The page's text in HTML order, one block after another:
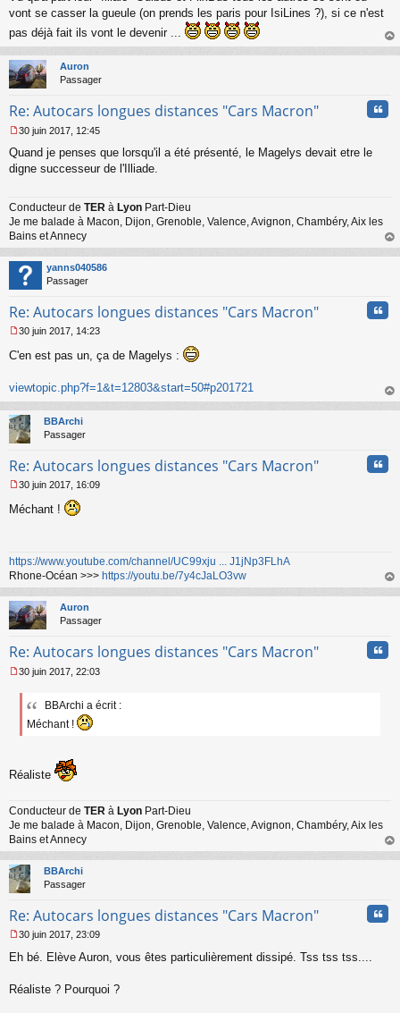
s
a
e
n
o
l
u
vont se casser la gueule (on prends les paris pour IsiLines ?), si ce n'est
pas déjà fait ils vont le devenir ...
au
Auron
Passager
Re: Autocars longues distances "Cars Macron"
e
s
g
e
n
o
n
l
u
30 juin 2017, 12:45
Quand je penses que lorsqu'il a été présenté, le Magelys devait etre le
digne successeur de l'Illiade.
Conducteur de TER à Lyon Part-Dieu
Je me balade à Macon, Dijon, Grenoble, Valence, Avignon, Chambéry, Aix les
Bains et Annecy
au
yanns040586
Passager
Re: Autocars longues distances "Cars Macron"
e
a
e
n
n
u
30 juin 2017, 14:23
C'en est pas un, ça de Magelys :
viewtopic.php?f=1&t=12803&start=50#p201721
au
BBArchi
Passager
Re: Autocars longues distances "Cars Macron"
e
g
e
n
o
n
l
30 juin 2017, 16:09
Méchant !
https://www.youtube.com/channel/UC99xju ... J1jNp3FLhA
Rhone-Océan >>> https://youtu.be/7y4cJaLO3vw
au
Auron
Passager
Re: Autocars longues distances "Cars Macron"
e
a
n
l
u
30 juin 2017, 22:03
BBArchi a écrit :
Méchant !
Réaliste
Conducteur de TER à Lyon Part-Dieu
Je me balade à Macon, Dijon, Grenoble, Valence, Avignon, Chambéry, Aix les
Bains et Annecy
au
BBArchi
Passager
Re: Autocars longues distances "Cars Macron"
e
s
30 juin 2017, 23:09
Eh bé. Elève Auron, vous êtes particulièrement dissipé. Tss tss tss....
Réaliste ? Pourquoi ?